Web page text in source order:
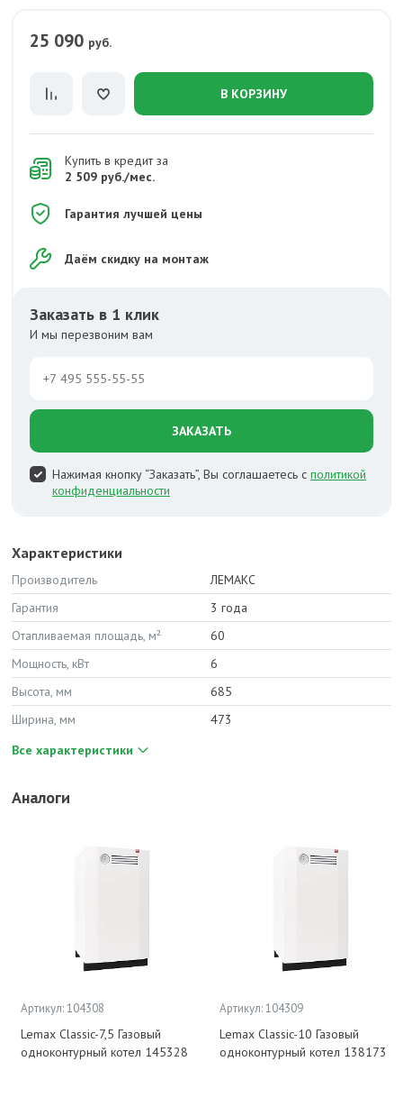
25 090 руб.
В КОРЗИНУ
Купить в кредит за
2 509 руб./мес.
Гарантия лучшей цены
Даём скидку на монтаж
Заказать в 1 клик
И мы перезвоним вам
ЗАКАЗАТЬ
Нажимая кнопку “Заказать”, Вы соглашаетесь с политикой
конфиденциальности
Характеристики
Производитель
ЛЕМАКС
Гарантия
3 года
Отапливаемая площадь, м²
60
Мощность, кВт
6
Высота, мм
685
Ширина, мм
473
Все характеристики
Аналоги
Артикул: 104308
Lemax Classic-7,5 Газовый
одноконтурный котел 145328
Артикул: 104309
Lemax Classic-10 Газовый
одноконтурный котел 138173